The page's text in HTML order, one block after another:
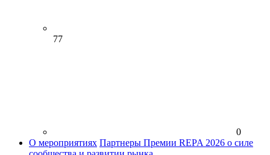
77
0
О мероприятиях Партнеры Премии REPA 2026 о силе